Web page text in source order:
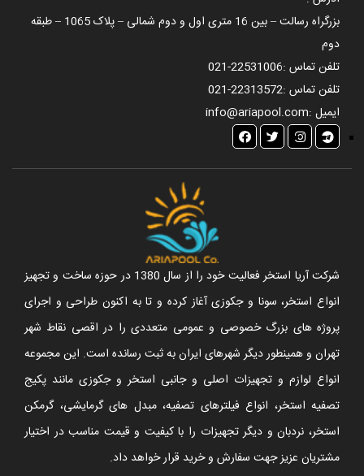
بزرگراه رسالت – بین 16 متری اول و دوم شمالی – پلاک 1065 – طبقه
دوم
تلفن تماس :021-22531006
تلفن تماس :021-22313572
ایمیل :info@ariapool.com
شرکت آریا استخر فعالیت خود را از سال 1380 در حوزه ساخت و تجهیز
انواع استخر، سونا و جکوزی آغاز کرده و تا به اکنون طراحی و اجرای
پروژه های بزرگ خصوصی و عمومی متعددی را در اقصی نقاط شهر
تهران و همینطور دیگر شهرهای ایران به ثبت رسانده است. این مجموعه
انواع لوازم و تجهیزات اصلی و جانبی استخر و جکوزی مانند پکیج
تصفیه استخر، انواع فیلترهای تصفیه، مبدل های گرمایشی، گرمکن
استخر، نردبان و دیگر تجهیزات را با کیفیت و قیمت مناسب در اختیار
مشتریان عزیز جهت سفارش و خرید قرار خواهد داد.